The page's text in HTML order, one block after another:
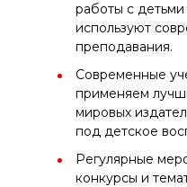
работы с
используют
преподавания.
Современные
применяем
мировых
под детское
Регулярные
конкурсы и